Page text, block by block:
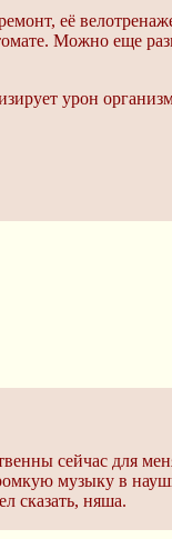
её
Можно еще
урон
сейчас для
музыку в
сказать, няша.